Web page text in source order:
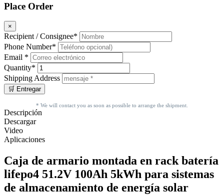
Place Order
×
Recipient / Consignee*
Phone Number*
Email *
Quantity*
Shipping Address
* We will contact you as soon as possible to arrange the shipment.
Descripción
Descargar
Video
Aplicaciones
Caja de armario montada en rack batería
lifepo4 51.2V 100Ah 5kWh para sistemas
de almacenamiento de energía solar